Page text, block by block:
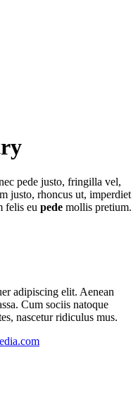
pede justo, fringilla vel,
justo, rhoncus ut, imperdiet
felis eu pede mollis pretium.
adipiscing elit. Aenean
Cum sociis natoque
nascetur ridiculus mus.